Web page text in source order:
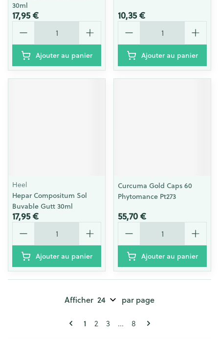
30ml
17,95 €
Quantité
Ajouter au panier
10,35 €
Quantité
Ajouter au panier
Heel
Hepar Compositum Sol
Buvable Gutt 30ml
17,95 €
Quantité
Ajouter au panier
Curcuma Gold Caps 60
Phytomance Pt273
55,70 €
Quantité
Ajouter au panier
Pages
Vous lisez actuellement la page
1 Page
2 Page
3 ... Page
8
Afficher par page